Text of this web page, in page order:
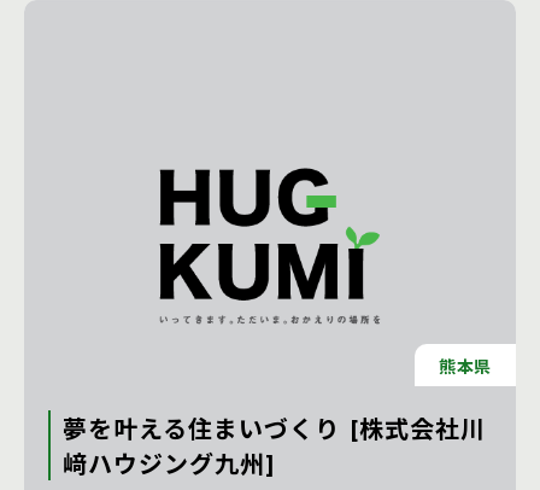
熊本県
夢を叶える住まいづくり [株式会社川
﨑ハウジング九州]